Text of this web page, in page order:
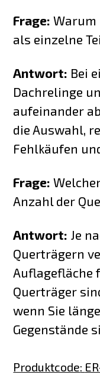
Frage: Warum
als einzelne
Antwort: Bei
Dachrelinge
aufeinander
die Auswahl,
Fehlkäufen
Frage:
Anzahl der
Antwort: Je
Querträgern
Auflagefläche
Querträger
wenn Sie
Gegenstände
Produktcode: